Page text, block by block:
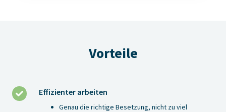
Vorteile
Effizienter arbeiten
Genau die richtige Besetzung, nicht zu viel
Effizienter
arbeiten